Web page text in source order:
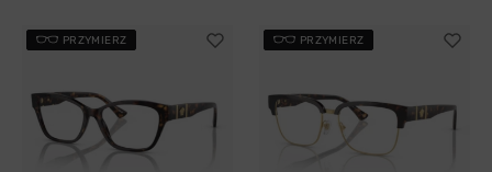
PRZYMIERZ PRZYMIERZ